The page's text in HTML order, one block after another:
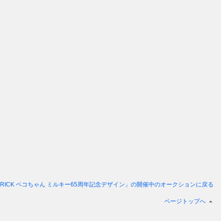
ペコちゃん ミルキー65周年記念デザイン」 の開催中のオークションに戻る
ページトップへ